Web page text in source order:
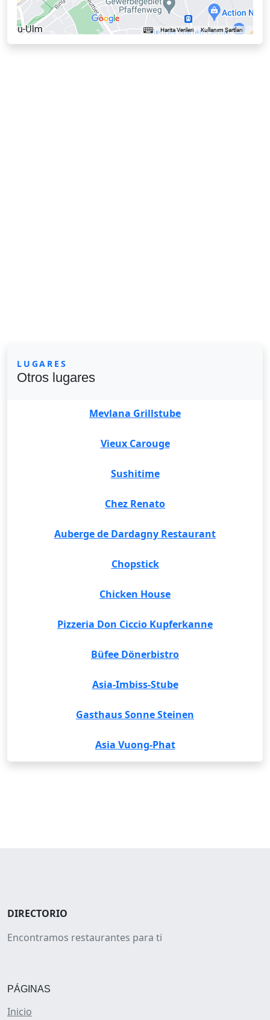
LUGARES
Otros lugares
Mevlana Grillstube
Vieux Carouge
Sushitime
Chez Renato
Auberge de Dardagny Restaurant
Chopstick
Chicken House
Pizzeria Don Ciccio Kupferkanne
Büfee Dönerbistro
Asia-Imbiss-Stube
Gasthaus Sonne Steinen
Asia Vuong-Phat
DIRECTORIO
Encontramos restaurantes para ti
PÁGINAS
Inicio